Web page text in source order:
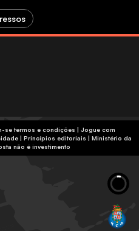
| Princípios editoriais | Ministério da
não é investimento